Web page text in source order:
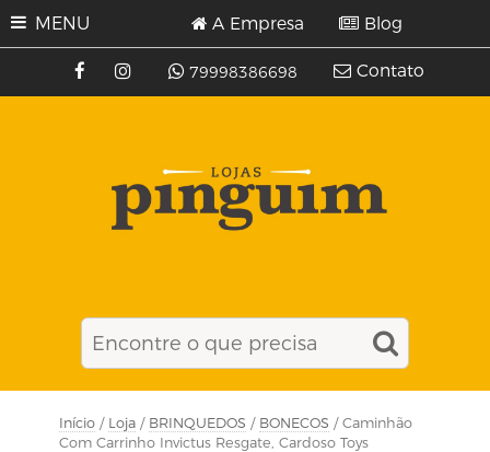
MENU
79998386698
A Empresa Blog
Contato
Início / Loja / BRINQUEDOS / BONECOS / Caminhão
Com Carrinho Invictus Resgate, Cardoso Toys